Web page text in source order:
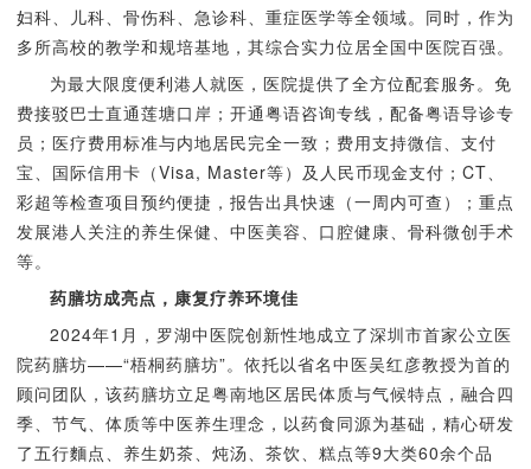
妇科、儿科、骨伤科、急诊科、重症医学等全领域。同时，作为
多所高校的教学和规培基地，其综合实力位居全国中医院百强。
为最大限度便利港人就医，医院提供了全方位配套服务。 免
费接驳巴士直通莲塘口岸； 开通粤语咨询专线，配备粤语导诊专
员； 医疗费用标准与内地居民完全一致；费用支持微信、支付
宝、国际信用卡（Visa, Master等）及人民币现金支付； CT、
彩超等检查项目预约便捷，报告出具快速（一周内可查）； 重点
发展港人关注的养生保健、中医美容、口腔健康、骨科微创手术
等。
药膳坊成亮点，康复疗养环境佳
2024年1月，罗湖中医院创新性地成立了深圳市首家公立医
院药膳坊——“梧桐药膳坊”。依托以省名中医吴红彦教授为首的
顾问团队，该药膳坊立足粤南地区居民体质与气候特点，融合四
季、节气、体质等中医养生理念，以药食同源为基础，精心研发
了五行麵点、养生奶茶、炖汤、茶饮、糕点等9大类60余个品